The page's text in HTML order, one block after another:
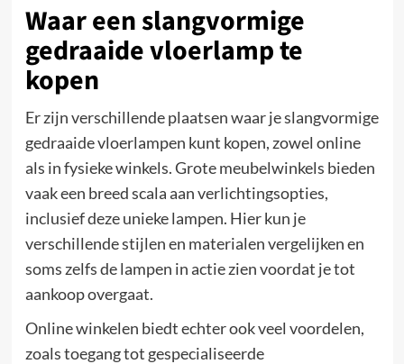
Waar een slangvormige
gedraaide vloerlamp te
kopen
Er zijn verschillende plaatsen waar je slangvormige
gedraaide vloerlampen kunt kopen, zowel online
als in fysieke winkels. Grote meubelwinkels bieden
vaak een breed scala aan verlichtingsopties,
inclusief deze unieke lampen. Hier kun je
verschillende stijlen en materialen vergelijken en
soms zelfs de lampen in actie zien voordat je tot
aankoop overgaat.
Online winkelen biedt echter ook veel voordelen,
zoals toegang tot gespecialiseerde